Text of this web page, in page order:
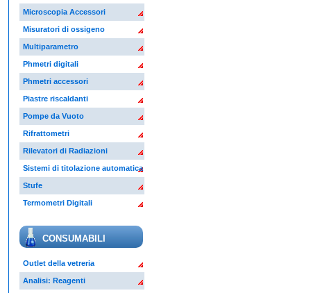
Microscopia Accessori
Misuratori di ossigeno
Multiparametro
Phmetri digitali
Phmetri accessori
Piastre riscaldanti
Pompe da Vuoto
Rifrattometri
Rilevatori di Radiazioni
Sistemi di titolazione automatica
Stufe
Termometri Digitali
CONSUMABILI
Outlet della vetreria
Analisi: Reagenti